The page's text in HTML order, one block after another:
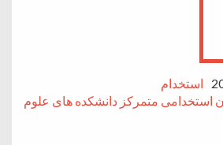
استخدام
استخدامی متمرکز دانشکده های علوم